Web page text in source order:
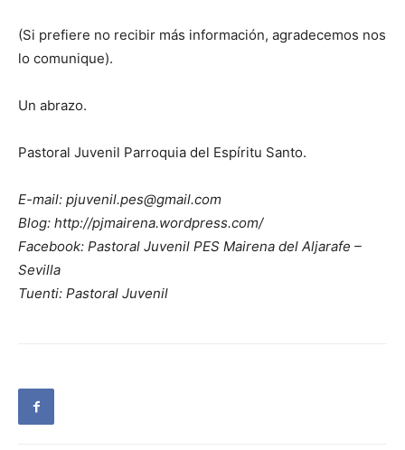
(Si prefiere no recibir más información, agradecemos nos
lo comunique).
Un abrazo.
Pastoral Juvenil Parroquia del Espíritu Santo.
E-mail: pjuvenil.pes@gmail.com
Blog: http://pjmairena.wordpress.com/
Facebook: Pastoral Juvenil PES Mairena del Aljarafe –
Sevilla
Tuenti: Pastoral Juvenil